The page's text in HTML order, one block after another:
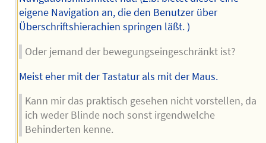
eigene Navigation an, die den Benutzer über
Überschriftshierachien springen läßt. )
Oder jemand der bewegungseingeschränkt ist?
Meist eher mit der Tastatur als mit der Maus.
Kann mir das praktisch gesehen nicht vorstellen, da
ich weder Blinde noch sonst irgendwelche
Behinderten kenne.